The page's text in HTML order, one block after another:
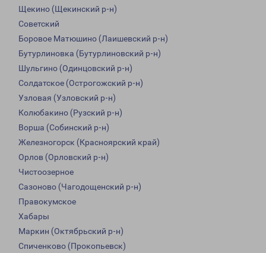
Щекино (Щекинский р-н)
Советский
Боровое Матюшино (Лаишевский р-н)
Бутурлиновка (Бутурлиновский р-н)
Шульгино (Одинцовский р-н)
Солдатское (Острогожский р-н)
Узловая (Узловский р-н)
Колюбакино (Рузский р-н)
Ворша (Собинский р-н)
Железногорск (Красноярский край)
Орлов (Орловский р-н)
Чистоозерное
Сазоново (Чагодощенский р-н)
Правокумское
Хабары
Маркин (Октябрьский р-н)
Спиченково (Прокопьевск)